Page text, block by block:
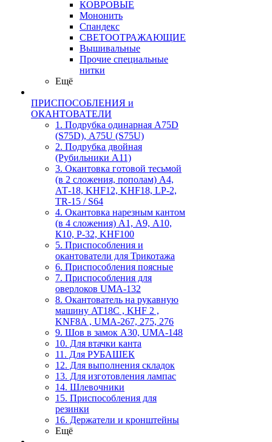
КОВРОВЫЕ
Мононить
Спандекс
СВЕТООТРАЖАЮЩИЕ
Вышивальные
Прочие специальные
нитки
Ещё
ПРИСПОСОБЛЕНИЯ и
ОКАНТОВАТЕЛИ
1. Подрубка одинарная А75D
(S75D), А75U (S75U)
2. Подрубка двойная
(Рубильники А11)
3. Окантовка готовой тесьмой
(в 2 сложения, пополам) А4,
АТ-18, KHF12, KHF18, LP-2,
TR-15 / S64
4. Окантовка нарезным кантом
(в 4 сложения) А1, А9, А10,
К10, Р-32, KHF100
5. Приспособления и
окантователи для Трикотажа
6. Приспособления поясные
7. Приспособления для
оверлоков UMA-132
8. Окантователь на рукавную
машину AT18C , KHF 2 ,
KNF8A , UMA-267, 275, 276
9. Шов в замок А30, UMA-148
10. Для втачки канта
11. Для РУБАШЕК
12. Для выполнения складок
13. Для изготовления лампас
14. Шлевочники
15. Приспособления для
резинки
16. Держатели и кронштейны
Ещё